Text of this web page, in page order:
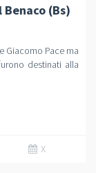
(Bs)
Giacomo Pace ma
destinati alla
X